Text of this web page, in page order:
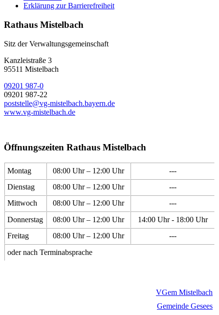
Erklärung zur Barrierefreiheit
Rathaus Mistelbach
Sitz der Verwaltungsgemeinschaft
Kanzleistraße 3
95511 Mistelbach
09201 987-0
09201 987-22
poststelle@vg-mistelbach.bayern.de
www.vg-mistelbach.de
Öffnungszeiten Rathaus Mistelbach
Montag 08:00 Uhr – 12:00 Uhr
---
Dienstag
08:00 Uhr – 12:00 Uhr
---
Mittwoch
08:00 Uhr – 12:00 Uhr
---
Donnerstag
08:00 Uhr – 12:00 Uhr
14:00 Uhr - 18:00 Uhr
Freitag
08:00 Uhr – 12:00 Uhr
---
oder nach Terminabsprache
VGem Mistelbach
Gemeinde Gesees